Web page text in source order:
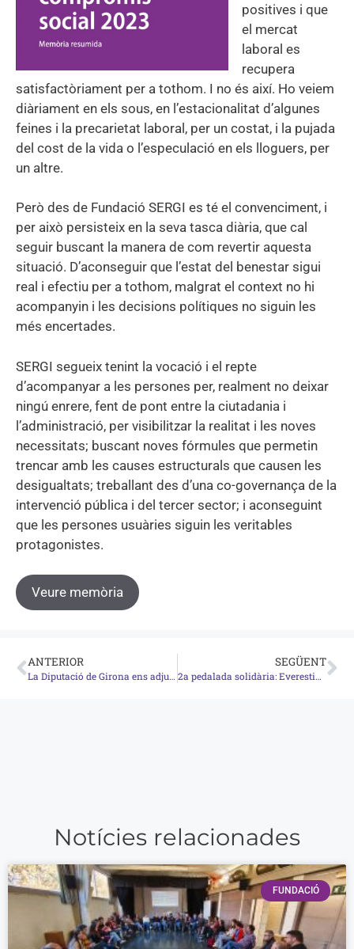
positives i que
el mercat
laboral es
recupera
satisfactòriament per a tothom. I no és així. Ho veiem
diàriament en els sous, en l’estacionalitat d’algunes
feines i la precarietat laboral, per un costat, i la pujada
del cost de la vida o l’especulació en els lloguers, per
un altre.
Però des de Fundació SERGI es té el convenciment, i
per això persisteix en la seva tasca diària, que cal
seguir buscant la manera de com revertir aquesta
situació. D’aconseguir que l’estat del benestar sigui
real i efectiu per a tothom, malgrat el context no hi
acompanyin i les decisions polítiques no siguin les
més encertades.
SERGI segueix tenint la vocació i el repte
d’acompanyar a les persones per, realment no deixar
ningú enrere, fent de pont entre la ciutadania i
l’administració, per visibilitzar la realitat i les noves
necessitats; buscant noves fórmules que permetin
trencar amb les causes estructurals que causen les
desigualtats; treballant des d’una co-governança de la
intervenció pública i del tercer sector; i aconseguint
que les persones usuàries siguin les veritables
protagonistes.
Veure memòria
ANTERIOR
La Diputació de Girona ens adjudica la diagnosi per a un programa pilot de comunitats de veïns i veïnes
SEGÜENT
2a pedalada solidària: Everesting als Àngels 2024
Notícies relacionades
FUNDACIÓ